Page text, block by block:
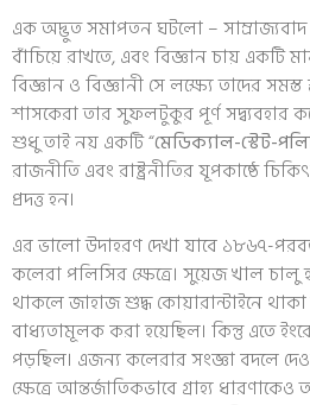
এক অদ্ভুত সমাপতন ঘটলো –
বাঁচিয়ে রাখতে, এবং বিজ্ঞান চায় একটি
বিজ্ঞান ও বিজ্ঞানী সে লক্ষ্যে তাদের
শাসকেরা তার সুফলটুকুর পূর্ণ সদ্ব্যবহার
শুধু তাই নয় একটি “মেডিক্যাল-স্টেট-
রাজনীতি এবং রাষ্ট্রনীতির যূপকাষ্ঠে
প্রদত্ত হন।
এর ভালো উদাহরণ দেখা যাবে ১৮৬৭-
কলেরা পলিসির ক্ষেত্রে। সুয়েজ খাল চালু
থাকলে জাহাজ শুদ্ধ কোয়ারান্টাইনে
বাধ্যতামূলক করা হয়েছিল। কিন্তু এতে
পড়ছিল। এজন্য কলেরার সংজ্ঞা বদলে
ক্ষেত্রে আন্তর্জাতিকভাবে গ্রাহ্য